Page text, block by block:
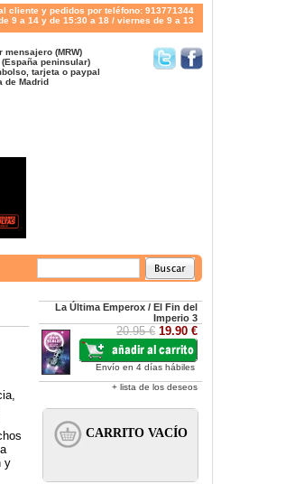
cliente y pedidos por teléfono: 913771344
9 a 14 y de 15:30 a 18 / viernes de 9 a 13
mensajero (MRW)
peninsular)
tarjeta o paypal
de Madrid
y
La Última Emperox / El Fin del
Imperio 3
20.95 € 19.90 €
Envío en 4 días hábiles
+ lista de los deseos